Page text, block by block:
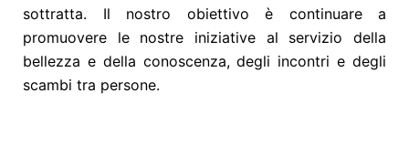
sottratta. Il nostro obiettivo è continuare a
promuovere le nostre iniziative al servizio della
bellezza e della conoscenza, degli incontri e degli
scambi tra persone.